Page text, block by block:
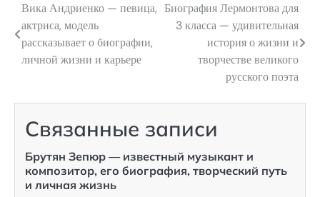
Навигация
по
записям
Вика Андриенко — певица,
актриса, модель
рассказывает о биографии,
личной жизни и карьере
Биография Лермонтова для
3 класса — удивительная
история о жизни и
творчестве великого
русского поэта
Связанные записи
Брутян Зепюр — известный музыкант и
композитор, его биография, творческий путь
и личная жизнь